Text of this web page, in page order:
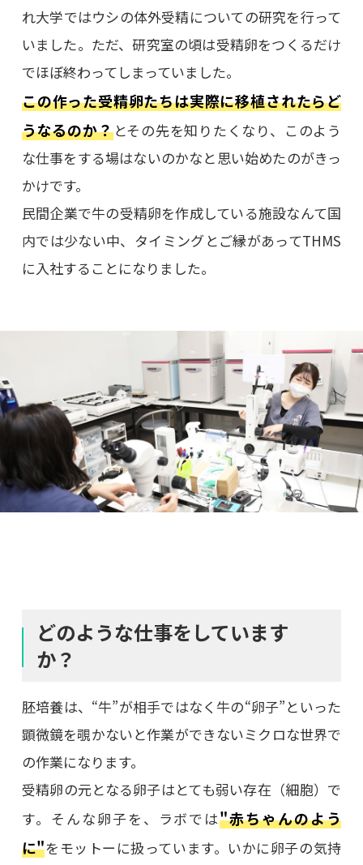
れ大学ではウシの体外受精についての研究を行って
いました。ただ、研究室の頃は受精卵をつくるだけ
でほぼ終わってしまっていました。
この作った受精卵たちは実際に移植されたらど
うなるのか？とその先を知りたくなり、このよう
な仕事をする場はないのかなと思い始めたのがきっ
かけです。
民間企業で牛の受精卵を作成している施設なんて国
内では少ない中、タイミングとご縁があってTHMS
に入社することになりました。
どのような仕事をしています
か？
胚培養は、“牛”が相手ではなく牛の“卵子”といった
顕微鏡を覗かないと作業ができないミクロな世界で
の作業になります。
受精卵の元となる卵子はとても弱い存在（細胞）で
す。そんな卵子を、ラボでは"赤ちゃんのよう
に"をモットーに扱っています。いかに卵子の気持